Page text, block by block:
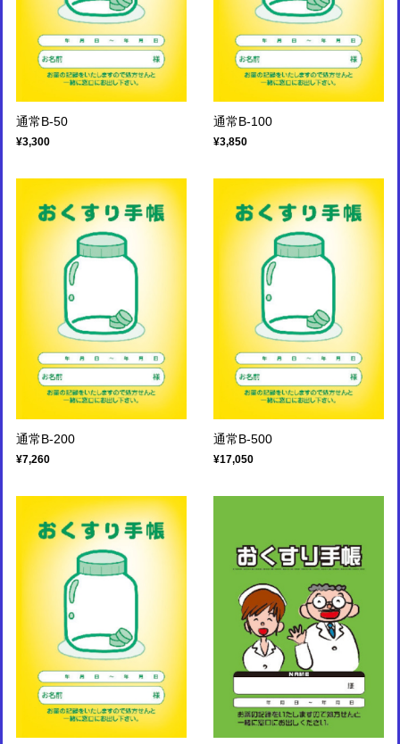
通常B-50
¥3,300
通常B-100
¥3,850
通常B-200
¥7,260
通常B-500
¥17,050